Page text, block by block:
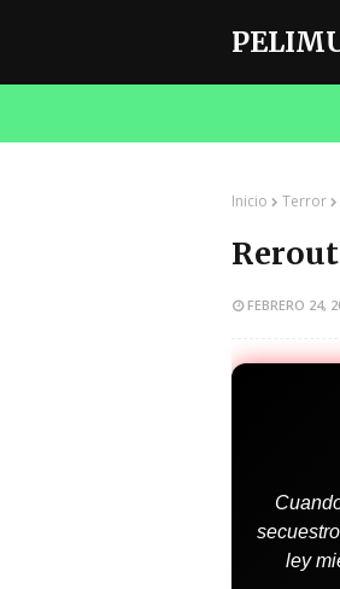
Inicio Terror
FEBRERO 24,
ley